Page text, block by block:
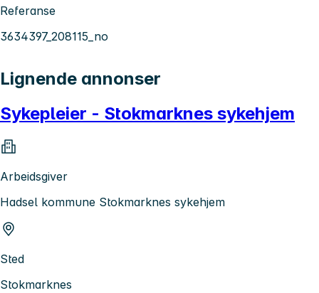
Referanse
3634397_208115_no
Lignende annonser
Sykepleier - Stokmarknes sykehjem
Arbeidsgiver
Hadsel kommune Stokmarknes sykehjem
Sted
Stokmarknes